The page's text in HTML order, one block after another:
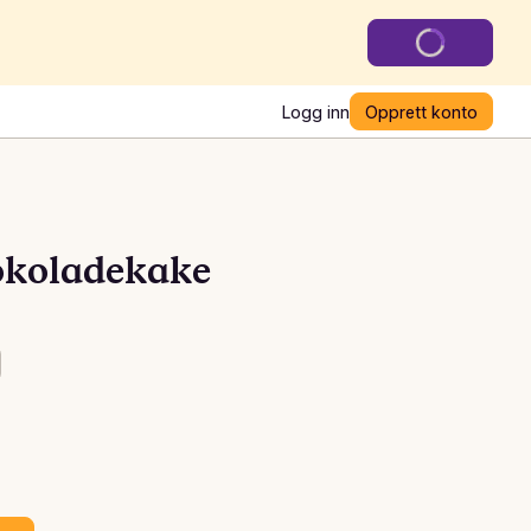
Logg inn Opprett konto